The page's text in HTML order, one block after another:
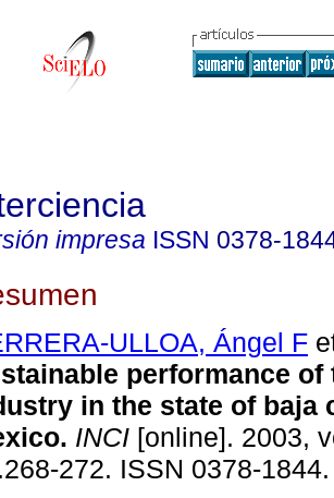
impresa ISSN 0378-
ULLOA, Ángel F
performance of
in the state of baja
. INCI [online]. 2003,
272. ISSN 0378-1844.